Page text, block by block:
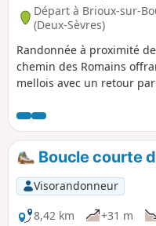
Départ à Brioux-sur-
(Deux-Sèvres)
Randonnée à proximité
chemin des Romains
mellois avec un retour
Boucle courte
Visorandonneur
8,42 km
+31 m